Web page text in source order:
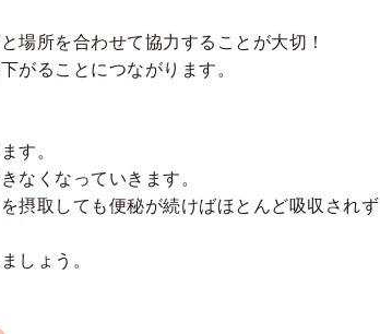
場所を合わせて協力することが大切！
がることにつながります。
す。
なくなっていきます。
摂取しても便秘が続けばほとんど吸収されず
しょう。